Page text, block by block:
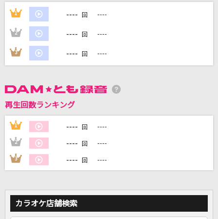
Life is so Dramatic!!
[SCREEN10]白鳥藍良(CV.天崎滉平)、桜河こはく(CV.海渡翼)、葵ひなた(C
イ(CV.重松千晴)、朔間凛月(CV.山下大輝)、瀬名泉(CV.伊藤マサミ)、朔間
零(CV.増田俊樹)、乱凪砂(CV.諏訪部順一)
Hoodstar +
[生音]fish
GIRLS' LEGEND U
スペシャルウィーク(CV.和氣あず未)・サイレンススズカ(CV.高野麻里
佳)・トウカイテイオー(CV.Machico)・マルゼンスキー(CV.Lynn)・オグリ
キャップ(CV.高柳知葉)・ゴールドシップ(CV.上田瞳)・ウオッカ(CV.大橋
彩香)・ダイワスカーレット(CV.木村千咲)…
もっと見る
1 ---- 回 ----
2 ---- 回 ----
3 ---- 回 ----
再生回数ランキング
1 ---- 回 ----
2 ---- 回 ----
3 ---- 回 ----
カラオケ店舗検索